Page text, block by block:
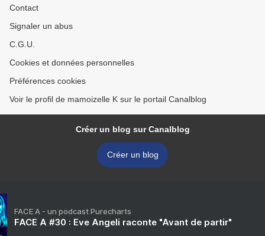
Contact
Signaler un abus
C.G.U.
Cookies et données personnelles
Préférences cookies
Voir le profil de mamoizelle K sur le portail Canalblog
Créer un blog sur Canalblog
Créer un blog
FACE A - un podcast Purecharts
FACE A #30 : Eve Angeli raconte "Avant de partir"